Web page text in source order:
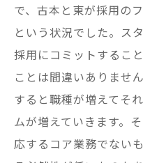
で、古本と東が採用の
という状況でした。ス
採用にコミットするこ
ことは間違いありませ
すると職種が増えてそ
ムが増えていきます。
応するコア業務でない